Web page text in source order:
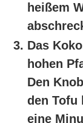
heißem
Das
hohen
Den
den Tofu
eine